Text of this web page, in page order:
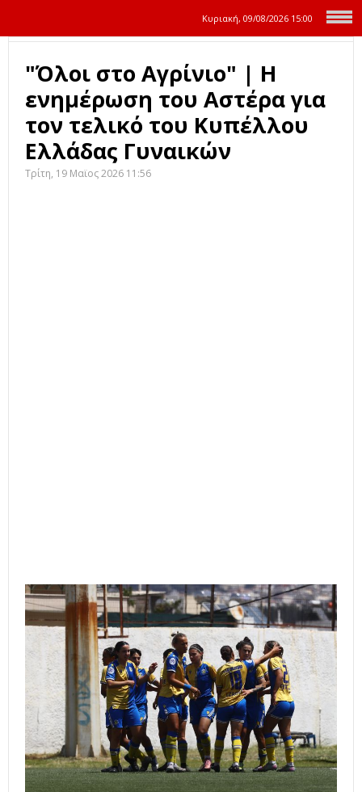
Κυριακή, 09/08/2026 15:00
"Όλοι στο Αγρίνιο" | Η
ενημέρωση του Αστέρα για
τον τελικό του Κυπέλλου
Ελλάδας Γυναικών
Τρίτη, 19 Μαϊος 2026 11:56